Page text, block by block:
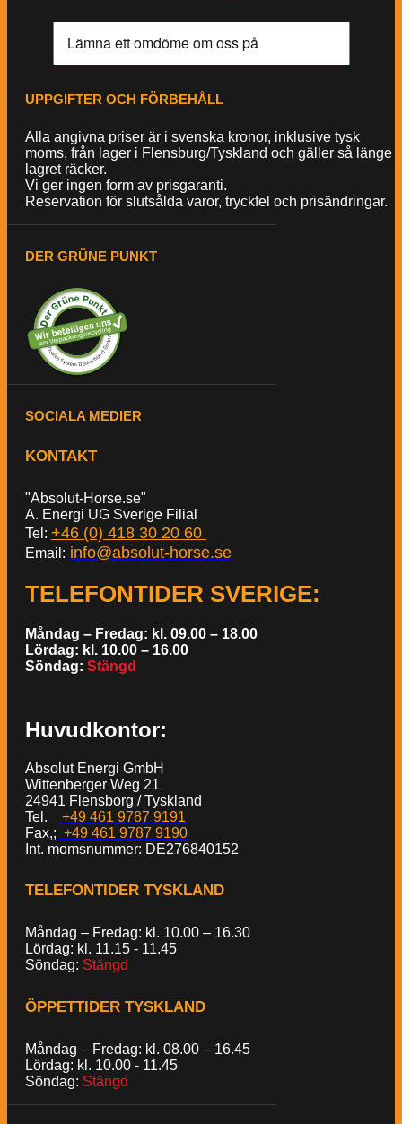
UPPGIFTER OCH FÖRBEHÅLL
Alla angivna priser är i svenska kronor, inklusive tysk
moms, från lager i Flensburg/Tyskland och gäller så länge
lagret räcker.
Vi ger ingen form av prisgaranti.
Reservation för slutsålda varor, tryckfel och prisändringar.
DER GRÜNE PUNKT
SOCIALA MEDIER
KONTAKT
"Absolut-Horse.se"
A. Energi UG Sverige Filial
Tel: +46 (0) 418 30 20 60
Email: info@absolut-horse.se
TELEFONTIDER SVERIGE:
Måndag – Fredag: kl. 09.00 – 18.00
Lördag: kl. 10.00 – 16.00
Söndag: Stängd
Huvudkontor:
Absolut Energi GmbH
Wittenberger Weg 21
24941 Flensborg / Tyskland
Tel.
+49 461 9787 9191
Fax,; +49 461 9787 9190
Int. momsnummer: DE276840152
TELEFONTIDER TYSKLAND
Måndag – Fredag: kl. 10.00 – 16.30
Lördag: kl. 11.15 - 11.45
Söndag: Stängd
ÖPPETTIDER TYSKLAND
Måndag – Fredag: kl. 08.00 – 16.45
Lördag: kl. 10.00 - 11.45
Söndag: Stängd